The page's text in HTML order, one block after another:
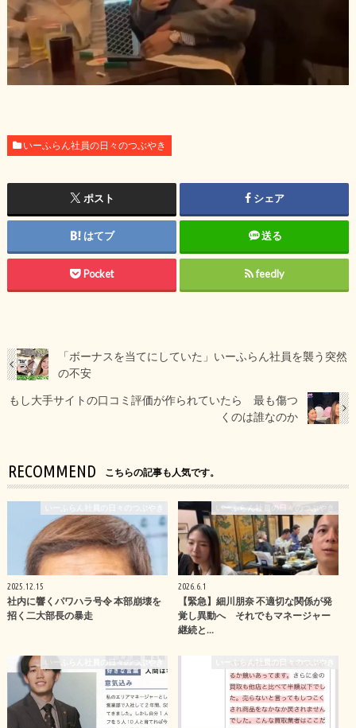
いーふらん社員の日々のつぶやき
ポスト シェア
はてブ 送る
Pocket feedly
「ボーナスを当てにしていた」いーふらん社員を襲う突然
の不安
もし大手サイトの口コミ評価が作られていたら 最も傷つ
くのは誰なのか
RECOMMEND こちらの記事も人気です。
2025.12.15
社内に響くパワハラ号令 本部崩壊を
招く二大部長の暴走
いーふらん社員の日々のつぶやき
2026.6.1
【緊急】細川朋奈 不適切な関係が発
覚し異動へ それでもマネージャー
継続と…
いーふらん社員の日々のつぶやき いーふらん社員の日々のつぶやき